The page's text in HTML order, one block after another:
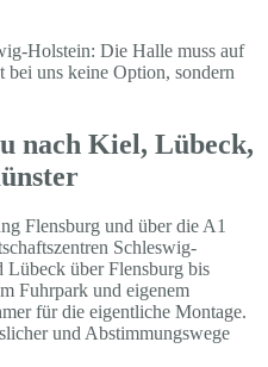
Holstein: Die Halle muss auf
bei uns keine Option, sondern
nach Kiel, Lübeck,
Flensburg und über die A1
Schleswig-
über Flensburg bis
Fuhrpark und eigenem
für die eigentliche Montage.
und Abstimmungswege